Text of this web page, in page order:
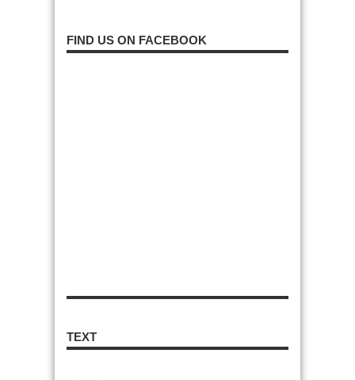
FIND US ON FACEBOOK
TEXT